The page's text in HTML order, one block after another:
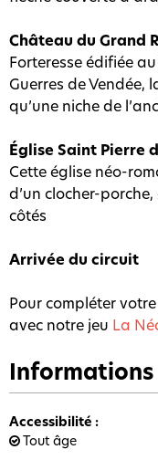
Château du Grand
Forteresse édifiée
Guerres de
qu’une niche de
Église Saint Pierre
Cette église néo-
d’un clocher-
côtés
Arrivée du circuit
Pour compléter
avec notre jeu La
Accessibilité :
Tout âge